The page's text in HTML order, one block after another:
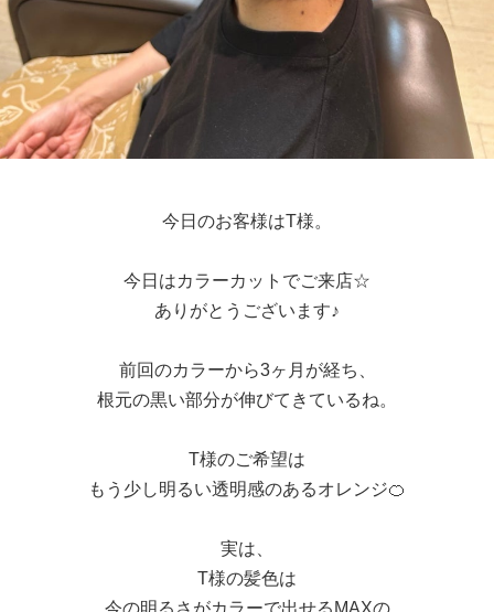
今日のお客様はT様。
今日はカラーカットでご来店☆
ありがとうございます♪
前回のカラーから3ヶ月が経ち、
根元の黒い部分が伸びてきているね。
T様のご希望は
もう少し明るい透明感のあるオレンジ🍊
実は、
T様の髪色は